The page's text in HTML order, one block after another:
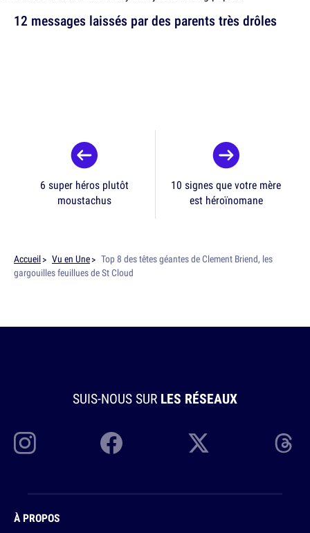
12 messages laissés par des parents très drôles
6 super héros plutôt
moustachus
10 signes que votre mère
est héroïnomane
Accueil Vu en Une
Top 8 des têtes géantes de Clement Briend, les
gargouilles feuillues de St Cloud
SUIS-NOUS SUR LES RÉSEAUX
À PROPOS